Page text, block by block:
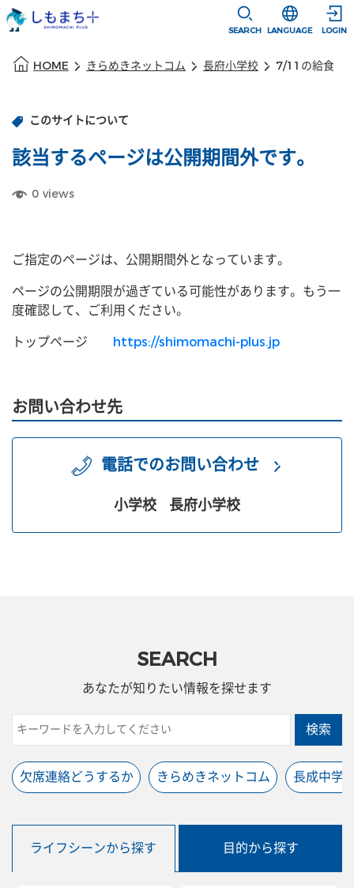
SEARCH
選択すると言
LANGUAGE LOGIN
HOME きらめきネットコム 長府小学校 7/11の給食
このサイトについて
該当するページは公開期間外です。
0 views
ご指定のページは、公開期間外となっています。
ページの公開期限が過ぎている可能性があります。もう一
度確認して、ご利用ください。
トップページ
https://shimomachi-plus.jp
お問い合わせ先
電話でのお問い合わせ
小学校 長府小学校
SEARCH
あなたが知りたい情報を探せます
検索
欠席連絡どうするか きらめきネットコム 長成中学
ライフシーンから探す 目的から探す